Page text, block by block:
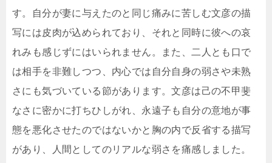
す。自分が妻に与えたのと同じ痛みに苦しむ文彦の描
写には皮肉が込められており、それと同時に彼への哀
れみも感じずにはいられません。また、二人とも口で
は相手を非難しつつ、内心では自分自身の弱さや未熟
さにも気づいている節があります。文彦は己の不甲斐
なさに密かに打ちひしがれ、永遠子も自分の意地が事
態を悪化させたのではないかと胸の内で反省する描写
があり、人間としてのリアルな弱さを痛感しました。